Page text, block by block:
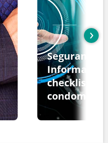
Segurança
Informação:
checklist
›